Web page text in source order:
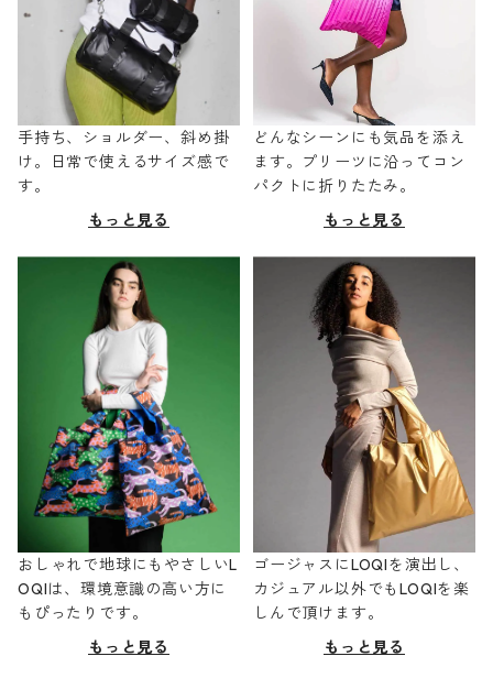
手持ち、ショルダー、斜め掛
け。日常で使えるサイズ感で
す。
もっと見る
どんなシーンにも気品を添え
ます。プリーツに沿ってコン
パクトに折りたたみ。
もっと見る
おしゃれで地球にもやさしいL
OQIは、環境意識の高い方に
もぴったりです。
もっと見る
ゴージャスにLOQIを演出し、
カジュアル以外でもLOQIを楽
しんで頂けます。
もっと見る